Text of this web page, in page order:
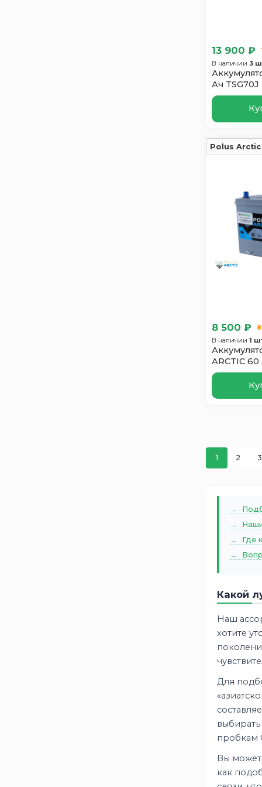
13 900 ₽
В наличии 3
Ач TSG70J
Polus Arctic
8 500 ₽
В наличии 1
ARCTIC
60D23L
1 2 3
Где
Какой
Наш
хотите
Для
выбирать
пробкам
Вы
как